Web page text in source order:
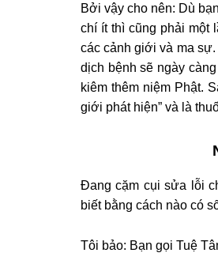
Bởi vậy cho nên: Dù
chí ít thì cũng phải một
các cảnh giới và ma
dịch bệnh sẽ ngày
kiêm thêm niệm Phật.
giới phát hiện” và là
Đang cặm cụi sửa lỗi
biết bằng cách nào có
Tôi bảo: Bạn gọi Tuệ